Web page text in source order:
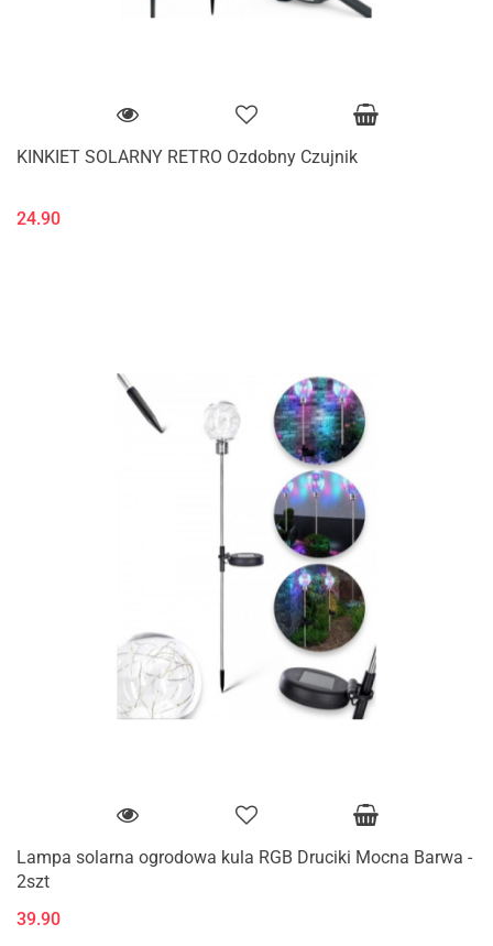
KINKIET SOLARNY RETRO Ozdobny Czujnik
24.90
Lampa solarna ogrodowa kula RGB Druciki Mocna Barwa -
2szt
39.90